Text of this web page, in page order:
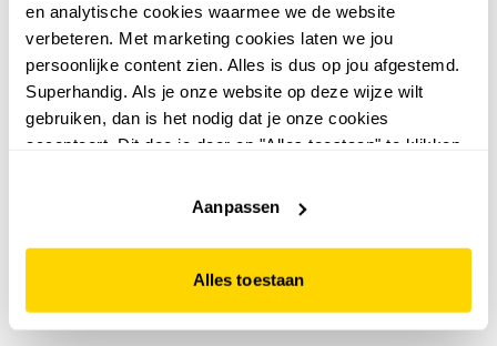
en analytische cookies waarmee we de website
verbeteren. Met marketing cookies laten we jou
persoonlijke content zien. Alles is dus op jou afgestemd.
Superhandig. Als je onze website op deze wijze wilt
gebruiken, dan is het nodig dat je onze cookies
accepteert. Dit doe je door op "Alles toestaan" te klikken.
website niet optimaal functioneert.
Aanpassen
Alles toestaan